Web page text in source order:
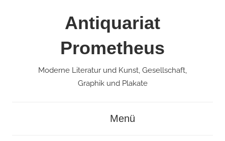
Antiquariat
Prometheus
Moderne Literatur und Kunst, Gesellschaft,
Graphik und Plakate
Menü